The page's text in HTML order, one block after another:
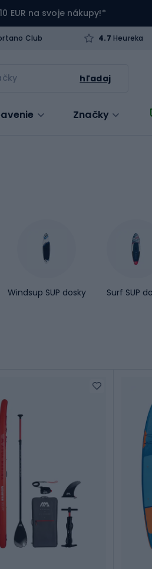
EUR na svoje nákupy!*
Club 4.7 Heureka
hľadaj
Značky
Windsup SUP dosky Surf SUP